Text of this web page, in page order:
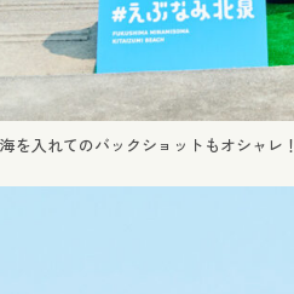
を入れてのバックショットもオシャレ！